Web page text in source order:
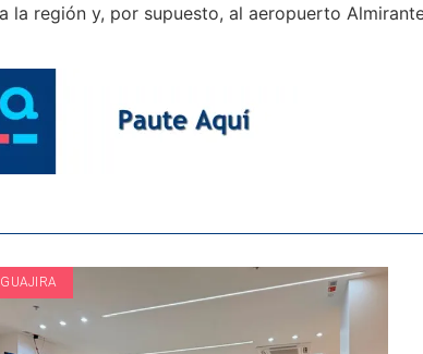
la región y, por supuesto, al aeropuerto